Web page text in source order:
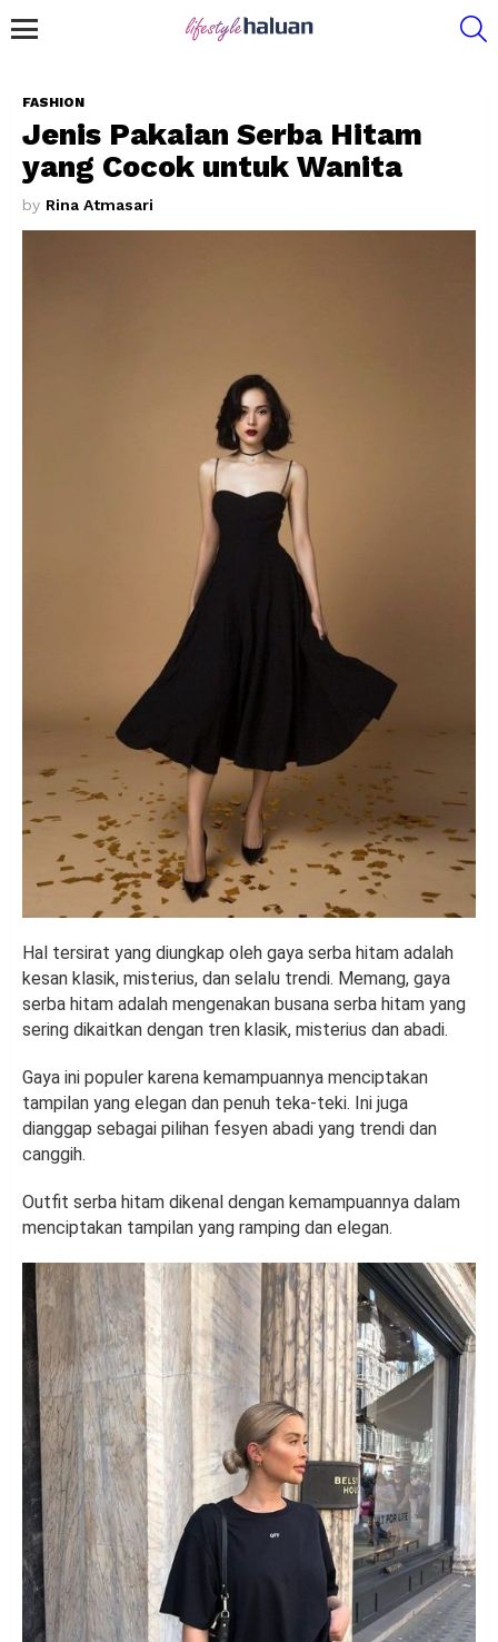
FASHION
Jenis Pakaian Serba Hitam
yang Cocok untuk Wanita
by Rina Atmasari
Hal tersirat yang diungkap oleh gaya serba hitam adalah
kesan klasik, misterius, dan selalu trendi. Memang, gaya
serba hitam adalah mengenakan busana serba hitam yang
sering dikaitkan dengan tren klasik, misterius dan abadi.
Gaya ini populer karena kemampuannya menciptakan
tampilan yang elegan dan penuh teka-teki. Ini juga
dianggap sebagai pilihan fesyen abadi yang trendi dan
canggih.
Outfit serba hitam dikenal dengan kemampuannya dalam
menciptakan tampilan yang ramping dan elegan.